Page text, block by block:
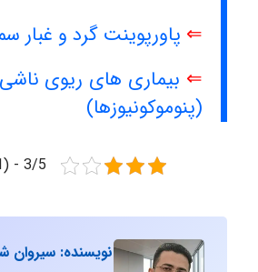
⇐ پاورپوینت گرد و غبار
⇐ بیماری های ریوی ناشی
(پنوموکونیوزها)
3/5 - (1 امتیاز)
نویسنده: سیروان